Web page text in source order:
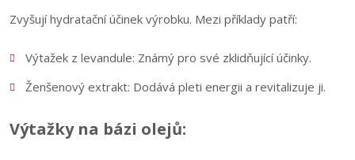
Zvyšují hydratační účinek výrobku. Mezi příklady patří:
Výtažek z levandule: Známý pro své zklidňující účinky.
Ženšenový extrakt: Dodává pleti energii a revitalizuje ji.
Výtažky na bázi olejů: